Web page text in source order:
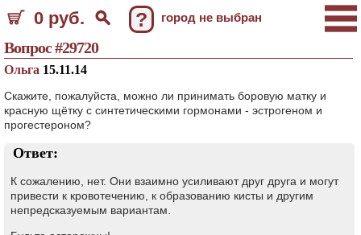
0 руб. ? город не выбран
Вопрос #29720
Ольга 15.11.14
Скажите, пожалуйста, можно ли принимать боровую матку и
красную щётку с синтетическими гормонами - эстрогеном и
прогестероном?
Ответ:
К сожалению, нет. Они взаимно усиливают друг друга и могут
привести к кровотечению, к образованию кисты и другим
непредсказуемым вариантам.